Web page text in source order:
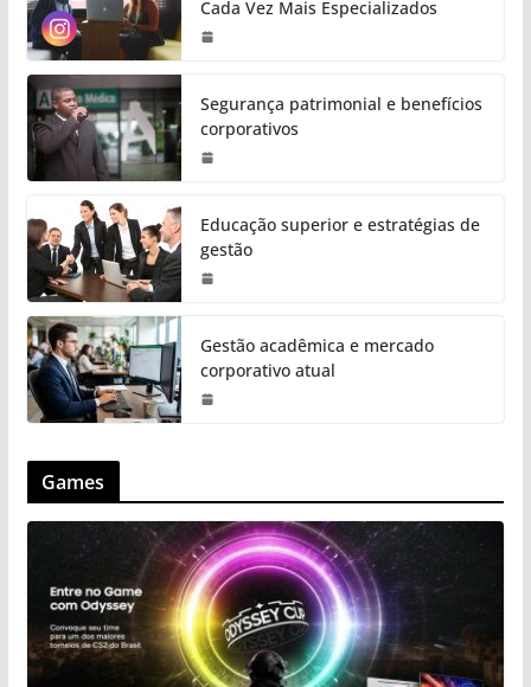
Cada Vez Mais Especializados
Segurança patrimonial e benefícios
corporativos
Educação superior e estratégias de
gestão
Gestão acadêmica e mercado
corporativo atual
Games